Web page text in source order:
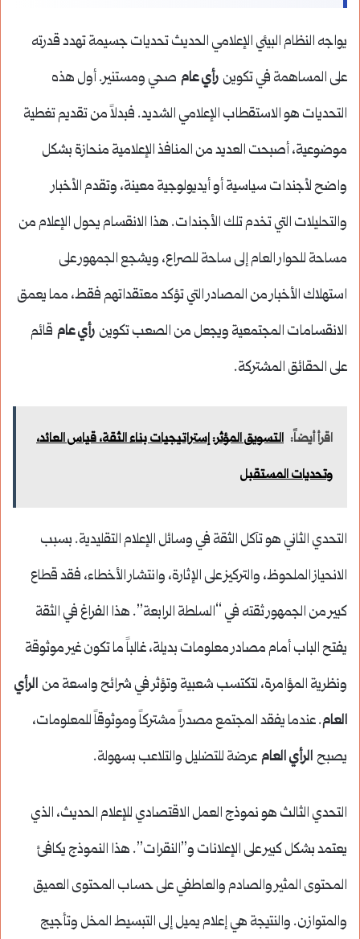
يواجه النظام البيئي الإعلامي الحديث تحديات جسيمة تهدد قدرته
على المساهمة في تكوين رأي عام صحي ومستنير. أول هذه
التحديات هو الاستقطاب الإعلامي الشديد. فبدلاً من تقديم تغطية
موضوعية، أصبحت العديد من المنافذ الإعلامية منحازة بشكل
واضح لأجندات سياسية أو أيديولوجية معينة، وتقدم الأخبار
والتحليلات التي تخدم تلك الأجندات. هذا الانقسام يحول الإعلام من
مساحة للحوار العام إلى ساحة للصراع، ويشجع الجمهور على
استهلاك الأخبار من المصادر التي تؤكد معتقداتهم فقط، مما يعمق
الانقسامات المجتمعية ويجعل من الصعب تكوين رأي عام قائم
على الحقائق المشتركة.
اقرأ أيضاً: التسويق المؤثر: إستراتيجيات بناء الثقة، قياس العائد،
وتحديات المستقبل
التحدي الثاني هو تآكل الثقة في وسائل الإعلام التقليدية. بسبب
الانحياز الملحوظ، والتركيز على الإثارة، وانتشار الأخطاء، فقد قطاع
كبير من الجمهور ثقته في “السلطة الرابعة”. هذا الفراغ في الثقة
يفتح الباب أمام مصادر معلومات بديلة، غالباً ما تكون غير موثوقة
ونظرية المؤامرة، لتكتسب شعبية وتؤثر في شرائح واسعة من الرأي
العام. عندما يفقد المجتمع مصدراً مشتركاً وموثوقاً للمعلومات،
يصبح الرأي العام عرضة للتضليل والتلاعب بسهولة.
التحدي الثالث هو نموذج العمل الاقتصادي للإعلام الحديث، الذي
يعتمد بشكل كبير على الإعلانات و”النقرات”. هذا النموذج يكافئ
المحتوى المثير والصادم والعاطفي على حساب المحتوى العميق
والمتوازن. والنتيجة هي إعلام يميل إلى التبسيط المخل وتأجيج